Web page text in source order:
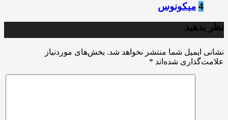
4 میکونوس
نظر بدهید
نشانی ایمیل شما منتشر نخواهد شد. بخش‌های موردنیاز
علامت‌گذاری شده‌اند *